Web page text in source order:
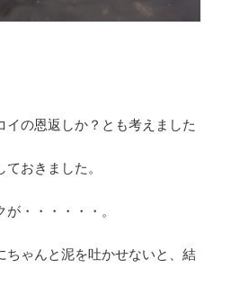
イの恩返しか？とも考えました
おきました。
・・・・・・。
ちゃんと泥を吐かせないと、結